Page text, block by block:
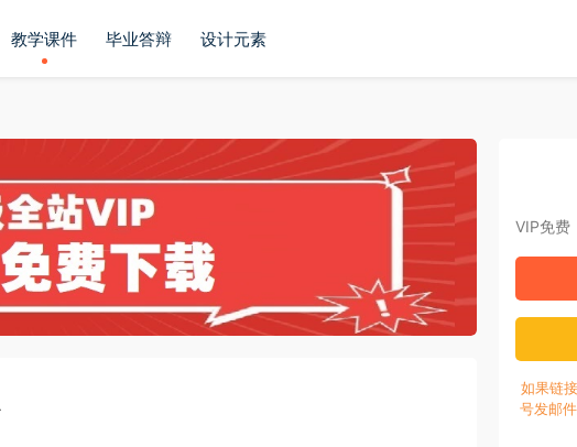
教学课件 毕业答辩 设计元素
VIP免费
如果链
号发邮